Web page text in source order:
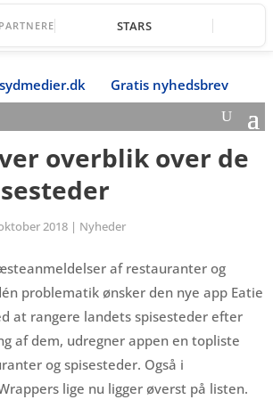
STARS
Gratis nyhedsbrev
overblik over de
2018| Nyheder
af restauranter og
problematik ønsker den nye app Eatie
at rangere landets spisesteder efter
af dem, udregner appen en topliste
og spisesteder. Også i
lige nu ligger øverst på listen.